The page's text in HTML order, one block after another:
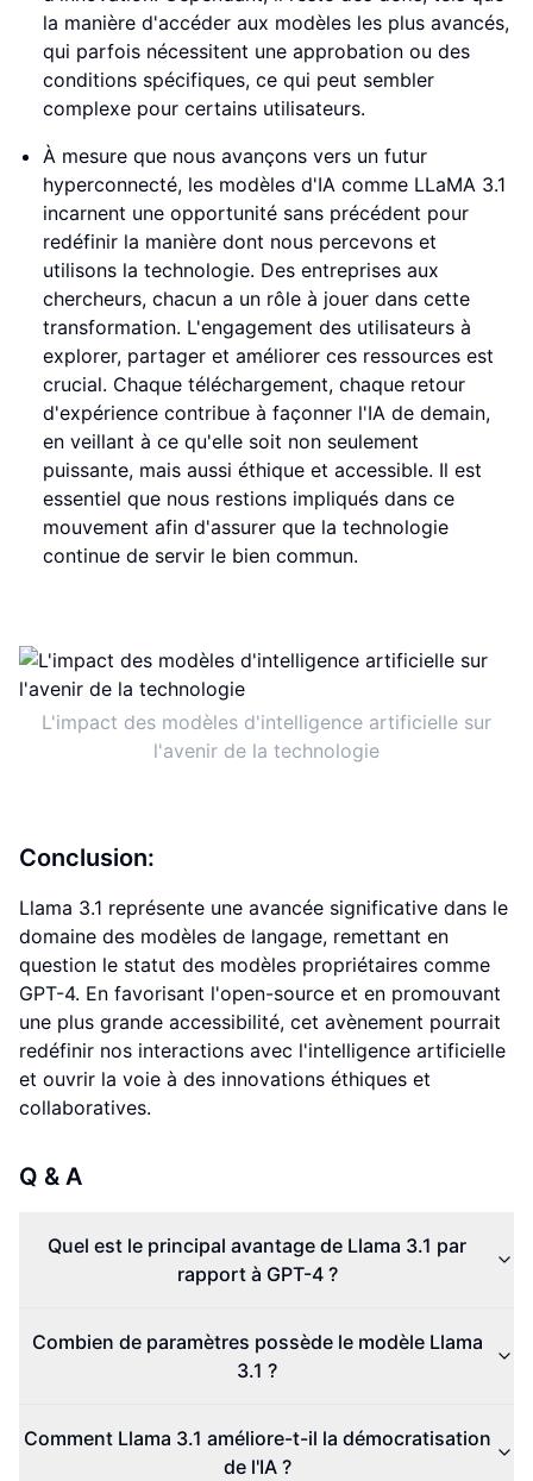
la manière d'accéder aux modèles les plus avancés,
qui parfois nécessitent une approbation ou des
conditions spécifiques, ce qui peut sembler
complexe pour certains utilisateurs.
À mesure que nous avançons vers un futur
hyperconnecté, les modèles d'IA comme LLaMA 3.1
incarnent une opportunité sans précédent pour
redéfinir la manière dont nous percevons et
utilisons la technologie. Des entreprises aux
chercheurs, chacun a un rôle à jouer dans cette
transformation. L'engagement des utilisateurs à
explorer, partager et améliorer ces ressources est
crucial. Chaque téléchargement, chaque retour
d'expérience contribue à façonner l'IA de demain,
en veillant à ce qu'elle soit non seulement
puissante, mais aussi éthique et accessible. Il est
essentiel que nous restions impliqués dans ce
mouvement afin d'assurer que la technologie
continue de servir le bien commun.
L'impact des modèles d'intelligence artificielle sur
l'avenir de la technologie
Conclusion:
Llama 3.1 représente une avancée significative dans le
domaine des modèles de langage, remettant en
question le statut des modèles propriétaires comme
GPT-4. En favorisant l'open-source et en promouvant
une plus grande accessibilité, cet avènement pourrait
redéfinir nos interactions avec l'intelligence artificielle
et ouvrir la voie à des innovations éthiques et
collaboratives.
Q & A
Quel est le principal avantage de Llama 3.1 par
rapport à GPT-4 ?
Combien de paramètres possède le modèle Llama
3.1 ?
Comment Llama 3.1 améliore-t-il la démocratisation
de l'IA ?